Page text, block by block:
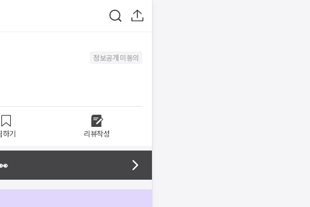
정보공개 미동의
하기 리뷰작성